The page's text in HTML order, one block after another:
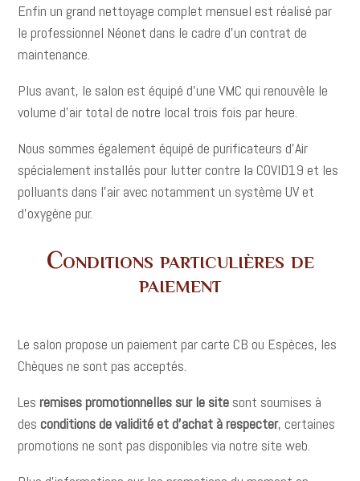
Enfin un grand nettoyage complet mensuel est réalisé par
le professionnel Néonet dans le cadre d’un contrat de
maintenance.
Plus avant, le salon est équipé d’une VMC qui renouvèle le
volume d’air total de notre local trois fois par heure.
Nous sommes également équipé de purificateurs d’Air
spécialement installés pour lutter contre la COVID19 et les
polluants dans l’air avec notamment un système UV et
d’oxygène pur.
Conditions particulières de
paiement
Le salon propose un paiement par carte CB ou Espèces, les
Chèques ne sont pas acceptés.
Les remises promotionnelles sur le site sont soumises à
des conditions de validité et d’achat à respecter, certaines
promotions ne sont pas disponibles via notre site web.